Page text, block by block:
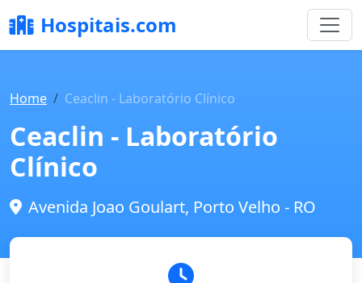
Hospitais.com
Home Ceaclin - Laboratório Clínico
Ceaclin - Laboratório
Clínico
Avenida Joao Goulart, Porto Velho - RO